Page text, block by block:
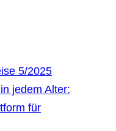
5/2025
jedem Alter:
für